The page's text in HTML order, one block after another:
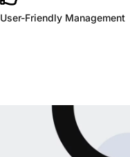
User-Friendly Management